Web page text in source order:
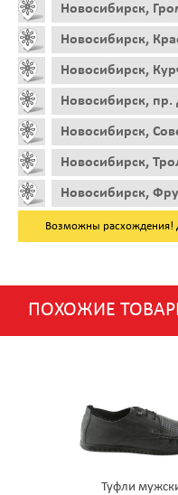
Новосибирск,
Новосибирск,
Новосибирск,
Новосибирск,
Новосибирск,
Новосибирск,
Новосибирск,
Возможны расхождения!
ПОХОЖИЕ
Туфли